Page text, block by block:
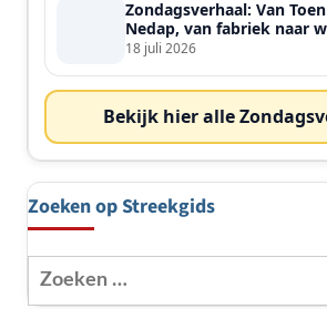
Zondagsverhaal: Van
Nedap, van fabriek naar
18 juli 2026
Bekijk hier alle
Zoeken op Streekgids
Zoeken
naar: